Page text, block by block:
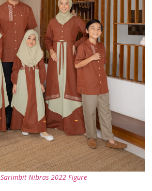
Sarimbit Nibras 2022 Figure